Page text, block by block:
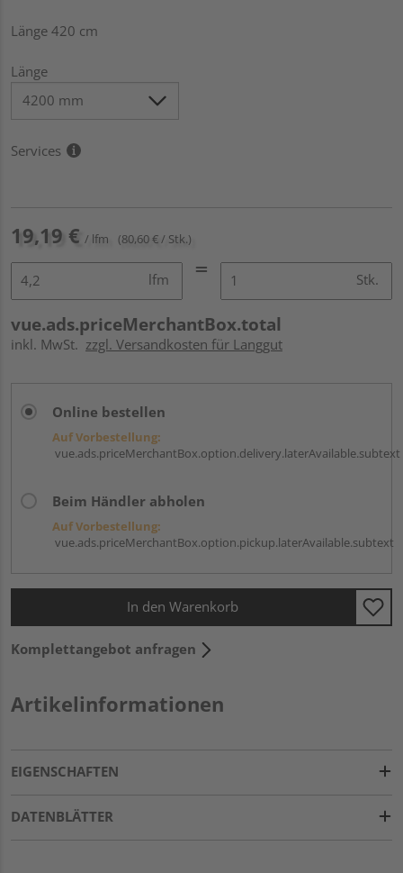
Länge 420 cm
Länge
Services
19,19 € / lfm (80,60 € / Stk.)
lfm Stk.
vue.ads.priceMerchantBox.total
inkl. MwSt. zzgl. Versandkosten für Langgut
Online bestellen
Auf Vorbestellung:
vue.ads.priceMerchantBox.option.delivery.laterAvailable.subtext
Beim Händler abholen
Auf Vorbestellung:
vue.ads.priceMerchantBox.option.pickup.laterAvailable.subtext
In den Warenkorb
Komplettangebot anfragen
Artikelinformationen
EIGENSCHAFTEN
DATENBLÄTTER